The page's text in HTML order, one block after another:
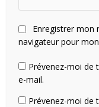
Enregistrer mon
navigateur pour
Prévenez-moi de
e-mail.
Prévenez-moi de